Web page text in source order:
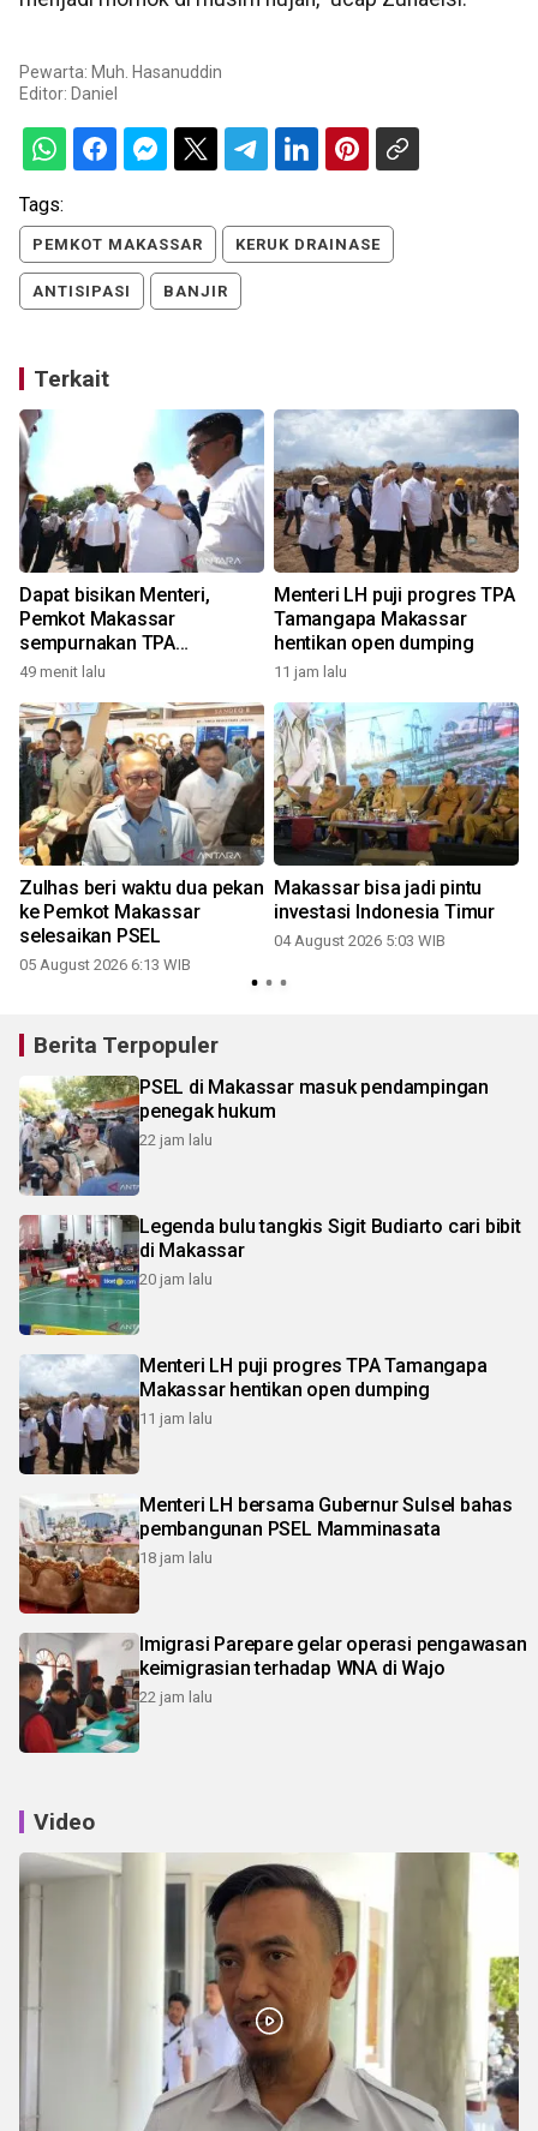
Pewarta: Muh. Hasanuddin
Editor: Daniel
Tags:
PEMKOT MAKASSAR KERUK DRAINASE
ANTISIPASI BANJIR
Terkait
Dapat bisikan Menteri,
Pemkot Makassar
sempurnakan TPA
Tamangapa
49 menit lalu
Menteri LH puji progres TPA
Tamangapa Makassar
hentikan open dumping
11 jam lalu
Zulhas beri waktu dua pekan
ke Pemkot Makassar
selesaikan PSEL
05 August 2026 6:13 WIB
Makassar bisa jadi pintu
investasi Indonesia Timur
04 August 2026 5:03 WIB
Berita Terpopuler
PSEL di Makassar masuk pendampingan
penegak hukum
22 jam lalu
Legenda bulu tangkis Sigit Budiarto cari bibit
di Makassar
20 jam lalu
Menteri LH puji progres TPA Tamangapa
Makassar hentikan open dumping
11 jam lalu
Menteri LH bersama Gubernur Sulsel bahas
pembangunan PSEL Mamminasata
18 jam lalu
Imigrasi Parepare gelar operasi pengawasan
keimigrasian terhadap WNA di Wajo
22 jam lalu
Video